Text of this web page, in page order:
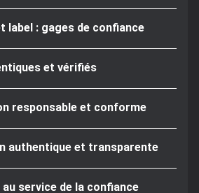
label : gages de confiance
et vérifiés
responsable et conforme
authentique et transparente
au service de la confiance